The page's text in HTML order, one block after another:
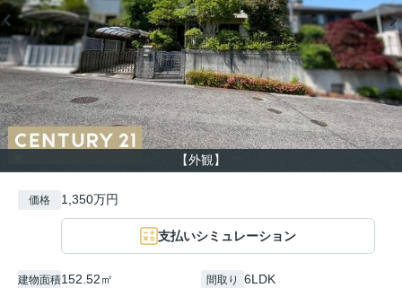
【外観】
価格 1,350万円
支払いシミュレーション
建物面積152.52㎡ 間取り 6LDK